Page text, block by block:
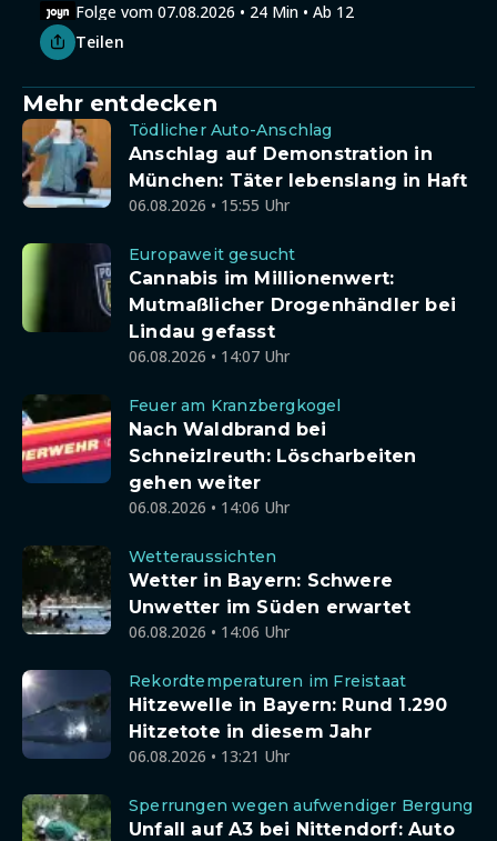
Folge vom 07.08.2026 • 24 Min • Ab 12
Teilen
Mehr entdecken
Tödlicher Auto-Anschlag
Anschlag auf Demonstration in
München: Täter lebenslang in Haft
06.08.2026 • 15:55 Uhr
Europaweit gesucht
Cannabis im Millionenwert:
Mutmaßlicher Drogenhändler bei
Lindau gefasst
06.08.2026 • 14:07 Uhr
Feuer am Kranzbergkogel
Nach Waldbrand bei
Schneizlreuth: Löscharbeiten
gehen weiter
06.08.2026 • 14:06 Uhr
Wetteraussichten
Wetter in Bayern: Schwere
Unwetter im Süden erwartet
06.08.2026 • 14:06 Uhr
Rekordtemperaturen im Freistaat
Hitzewelle in Bayern: Rund 1.290
Hitzetote in diesem Jahr
06.08.2026 • 13:21 Uhr
Sperrungen wegen aufwendiger Bergung
Unfall auf A3 bei Nittendorf: Auto